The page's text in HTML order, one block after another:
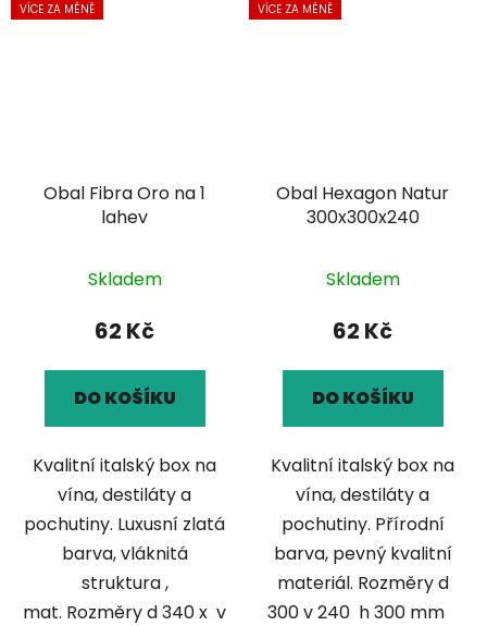
VÍCE ZA MÉNĚ
Obal Fibra Oro na 1
lahev
Skladem
62 Kč
DO KOŠÍKU
Kvalitní italský box na
vína, destiláty a
pochutiny. Luxusní zlatá
barva, vláknitá
struktura ,
mat. Rozměry d 340 x v
VÍCE ZA MÉNĚ
Obal Hexagon Natur
300x300x240
Skladem
62 Kč
DO KOŠÍKU
Kvalitní italský box na
vína, destiláty a
pochutiny. Přírodní
barva, pevný kvalitní
materiál. Rozměry d
300 v 240 h 300 mm